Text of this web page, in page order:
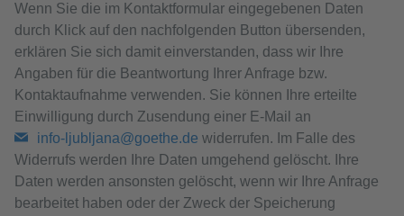
Wenn Sie die im Kontaktformular eingegebenen Daten
durch Klick auf den nachfolgenden Button übersenden,
erklären Sie sich damit einverstanden, dass wir Ihre
Angaben für die Beantwortung Ihrer Anfrage bzw.
Kontaktaufnahme verwenden. Sie können Ihre erteilte
Einwilligung durch Zusendung einer E-Mail an
info-ljubljana@goethe.de widerrufen. Im Falle des
Widerrufs werden Ihre Daten umgehend gelöscht. Ihre
Daten werden ansonsten gelöscht, wenn wir Ihre Anfrage
bearbeitet haben oder der Zweck der Speicherung